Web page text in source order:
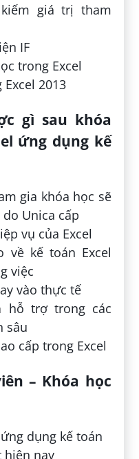
giá trị tham
IF
trong Excel
Excel 2013
gì sau khóa
ứng dụng kế
gia khóa học sẽ
Unica cấp
vụ của Excel
về kế toán Excel
việc
vào thực tế
hỗ trợ trong các
sâu
cấp trong Excel
– Khóa học